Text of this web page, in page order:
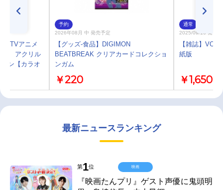
】TVアニメ
」 アクリル
ン【カラオ
予約
2026年08月 中 発売予定
【グッズ-食品】DIGIMON
BEATBREAK クリアカードコレクショ
ンガム
￥220
通常
2025/09/16 発売
【雑誌】
紙版
￥1,650
最新ニュースランキング
第1位
『映画たんプリ』ゲスト声優に鬼頭明
映画